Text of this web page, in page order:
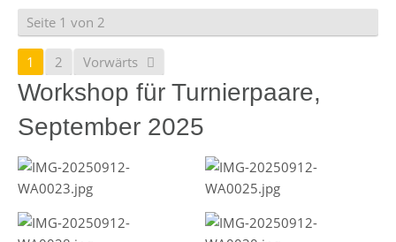
Seite 1 von 2
1 2 Vorwärts
Workshop für Turnierpaare,
September 2025